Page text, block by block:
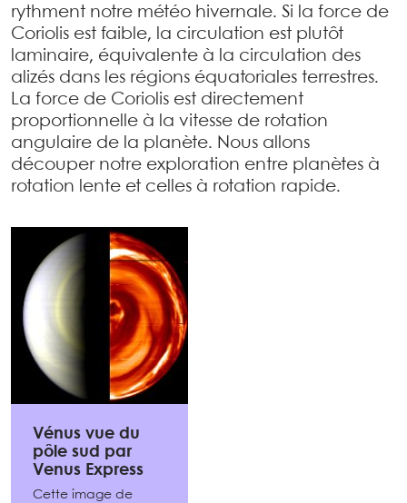
rythment notre météo hivernale. Si la force de
Coriolis est faible, la circulation est plutôt
laminaire, équivalente à la circulation des
alizés dans les régions équatoriales terrestres.
La force de Coriolis est directement
proportionnelle à la vitesse de rotation
angulaire de la planète. Nous allons
découper notre exploration entre planètes à
rotation lente et celles à rotation rapide.
Vénus vue du
pôle sud par
Venus Express
Cette image de